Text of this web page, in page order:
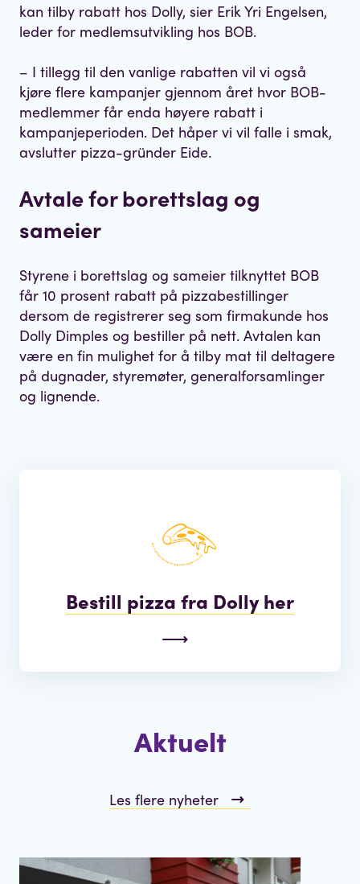
kan tilby rabatt hos Dolly, sier Erik Yri Engelsen,
leder for medlemsutvikling hos BOB.
– I tillegg til den vanlige rabatten vil vi også
kjøre flere kampanjer gjennom året hvor BOB-
medlemmer får enda høyere rabatt i
kampanjeperioden. Det håper vi vil falle i smak,
avslutter pizza-gründer Eide.
Avtale for borettslag og
sameier
Styrene i borettslag og sameier tilknyttet BOB
får 10 prosent rabatt på pizzabestillinger
dersom de registrerer seg som firmakunde hos
Dolly Dimples og bestiller på nett. Avtalen kan
være en fin mulighet for å tilby mat til deltagere
på dugnader, styremøter, generalforsamlinger
og lignende.
Bestill pizza fra Dolly her
Aktuelt
Les flere nyheter